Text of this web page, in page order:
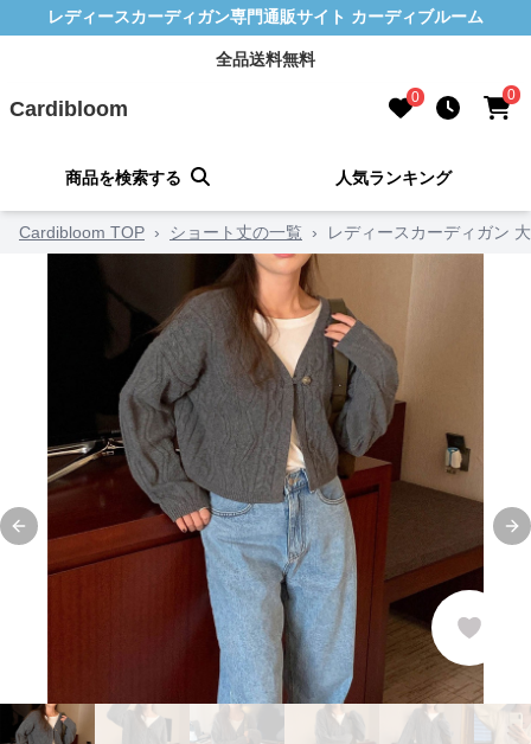
レディースカーディガン専門通販サイト カーディブルーム
全品送料無料
Cardibloom 0 0
商品を検索する 人気ランキング
Cardibloom TOP › ショート丈の一覧 › レディースカーディガン
Previous slide